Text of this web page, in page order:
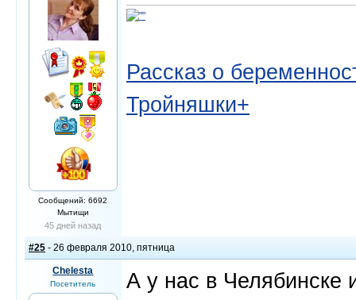
Сообщений: 6692
Мытищи
45 дней назад
Рассказ о
Тройняшки+
#25 - 26 февраля 2010, пятница
Chelesta
Посетитель
А у нас в Челябинске